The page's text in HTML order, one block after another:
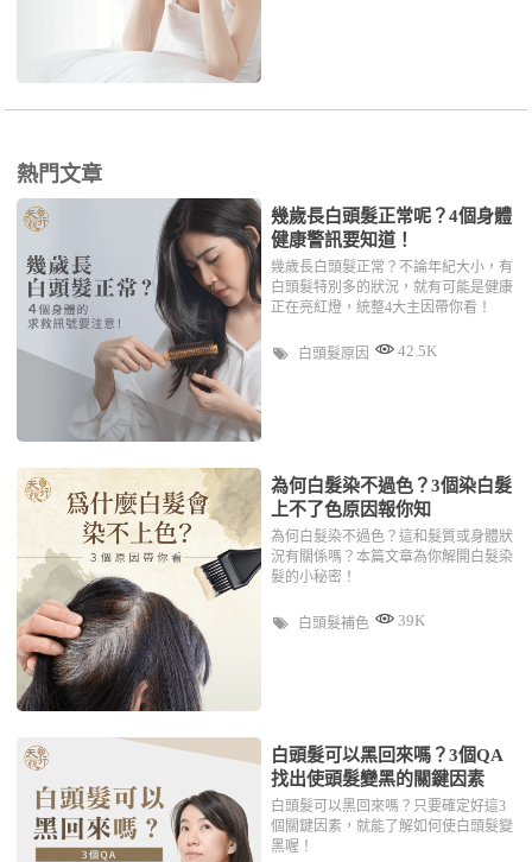
熱門文章
幾歲長白頭髮正常呢？4個身體
健康警訊要知道！
幾歲長白頭髮正常？不論年紀大小，有
白頭髮特別多的狀況，就有可能是健康
正在亮紅燈，統整4大主因帶你看！
白頭髮原因 42.5K
為何白髮染不過色？3個染白髮
上不了色原因報你知
為何白髮染不過色？這和髮質或身體狀
況有關係嗎？本篇文章為你解開白髮染
髮的小秘密！
白頭髮補色 39K
白頭髮可以黑回來嗎？3個QA
找出使頭髮變黑的關鍵因素
白頭髮可以黑回來嗎？只要確定好這3
個關鍵因素，就能了解如何使白頭髮變
黑喔！